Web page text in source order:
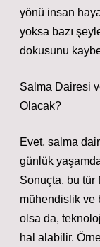
yönü insan
yoksa bazı
dokusunu
Salma Dairesi
Olacak?
Evet, salma
günlük
Sonuçta, bu tür
mühendislik ve
olsa da,
hal alabilir.